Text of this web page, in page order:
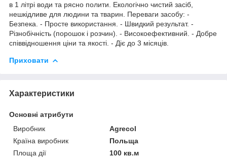
в 1 літрі води та рясно полити. Екологічно чистий засіб,
нешкідливе для людини та тварин. Переваги засобу: -
Безпека. - Просте використання. - Швидкий результат. -
Різнобічність (порошок і розчин). - Високоефективний. - Добре
співвідношення ціни та якості. - Діє до 3 місяців.
Приховати
Характеристики
Основні атрибути
Виробник
Agrecol
Країна виробник
Польща
Площа дії
100 кв.м